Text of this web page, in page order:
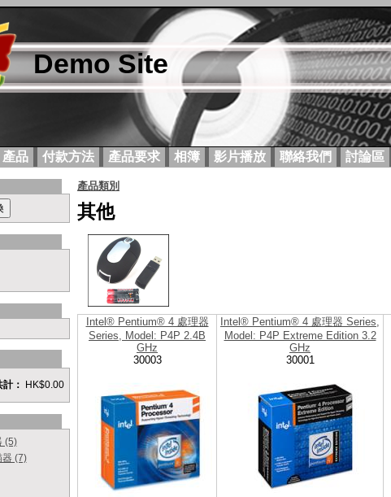
Demo Site
產品 付款方法 產品要求 相簿 影片播放 聯絡我們 討論區
計： HK$0.00
(5)
器 (7)
產品類別
其他
Intel® Pentium® 4 處理器
Series, Model: P4P 2.4B
GHz
30003
Intel® Pentium® 4 處理器 Series,
Model: P4P Extreme Edition 3.2
GHz
30001